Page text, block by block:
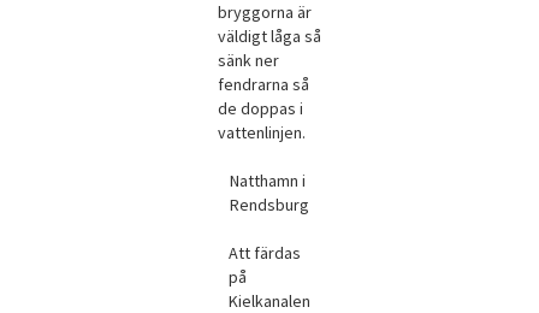
bryggorna är
väldigt låga så
sänk ner
fendrarna så
de doppas i
vattenlinjen.
Natthamn i
Rendsburg
Att färdas
på
Kielkanalen